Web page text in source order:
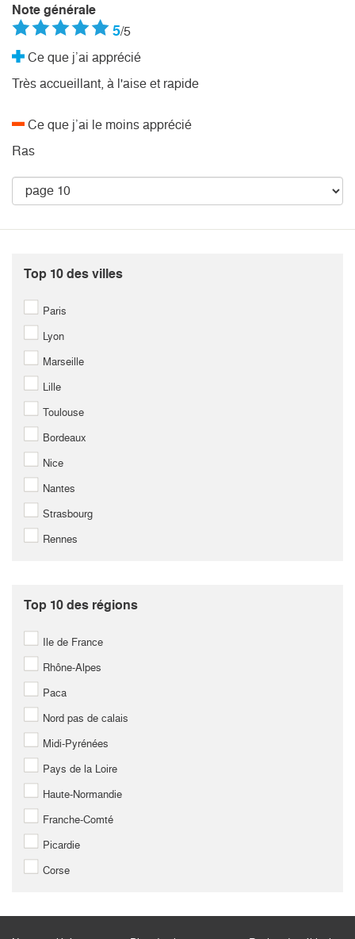
Note générale
5/5
Ce que j’ai apprécié
Très accueillant, à l'aise et rapide
Ce que j’ai le moins apprécié
Ras
Top 10 des villes
Paris
Lyon
Marseille
Lille
Toulouse
Bordeaux
Nice
Nantes
Strasbourg
Rennes
Top 10 des régions
Ile de France
Rhône-Alpes
Paca
Nord pas de calais
Midi-Pyrénées
Pays de la Loire
Haute-Normandie
Franche-Comté
Picardie
Corse